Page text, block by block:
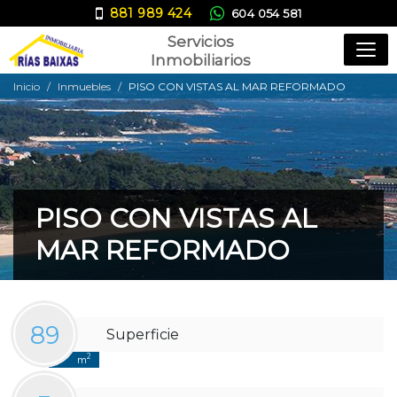
881 989 424 604 054 581
ana@inmobiliariariasbaixas.com
Servicios
Inmobiliarios
Inicio Inmuebles PISO CON VISTAS AL MAR REFORMADO
PISO CON VISTAS AL
MAR REFORMADO
89 Superficie
m2